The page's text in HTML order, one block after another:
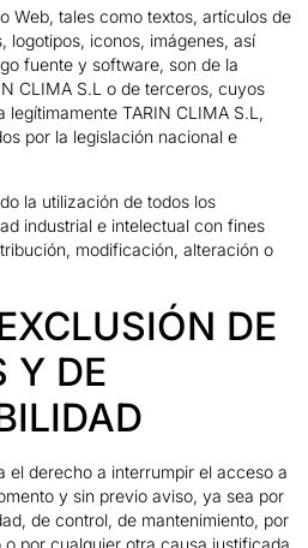
Web, tales como textos, artículos de
logotipos, iconos, imágenes, así
fuente y software, son de la
CLIMA S.L o de terceros, cuyos
TARIN CLIMA S.L,
por la legislación nacional e
la utilización de todos los
industrial e intelectual con fines
modificación, alteración o
DE
Y DE
el derecho a interrumpir el acceso a
y sin previo aviso, ya sea por
de control, de mantenimiento, por
por cualquier otra causa justificada.